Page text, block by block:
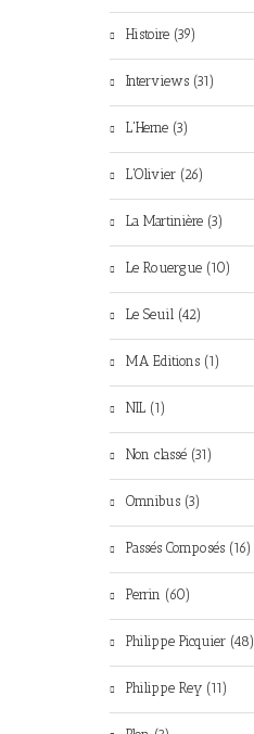
Histoire (39)
Interviews (31)
L'Herne (3)
L'Olivier (26)
La Martinière (3)
Le Rouergue (10)
Le Seuil (42)
MA Editions (1)
NIL (1)
Non classé (31)
Omnibus (3)
Passés Composés (16)
Perrin (60)
Philippe Picquier (48)
Philippe Rey (11)